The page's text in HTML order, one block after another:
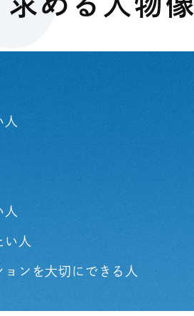
人
ンを大切にできる人